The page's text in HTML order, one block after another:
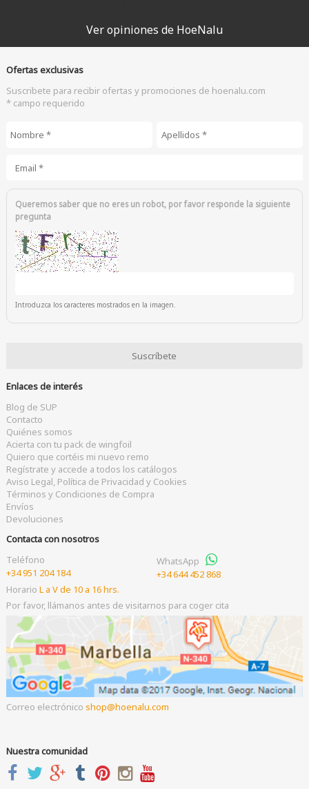
Ver opiniones de HoeNalu
Ofertas exclusivas
Suscribete para recibir ofertas y promociones de hoenalu.com
* campo requerido
Queremos saber que no eres un robot, por favor responde la siguiente
pregunta
Introduzca los caracteres mostrados en la imagen.
Enlaces de interés
Blog de SUP
Contacto
Quiénes somos
Acierta con tu pack de wingfoil
Quiero que cortéis mi nuevo remo
Regístrate y accede a todos los catálogos
Aviso Legal, Política de Privacidad y Cookies
Términos y Condiciones de Compra
Envíos
Devoluciones
Contacta con nosotros
Teléfono
+34 951 204 184
WhatsApp
+34 644 452 868
Horario L a V de 10 a 16 hrs.
Por favor, llámanos antes de visitarnos para coger cita
Correo electrónico shop hoenalu.com
Nuestra comunidad